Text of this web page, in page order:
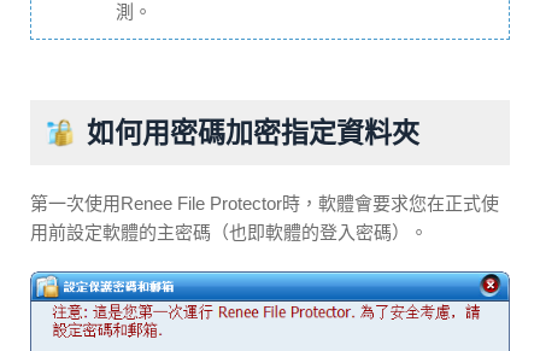
測。
如何用密碼加密指定資料夾
第一次使用Renee File Protector時，軟體會要求您在正式使
用前設定軟體的主密碼（也即軟體的登入密碼）。